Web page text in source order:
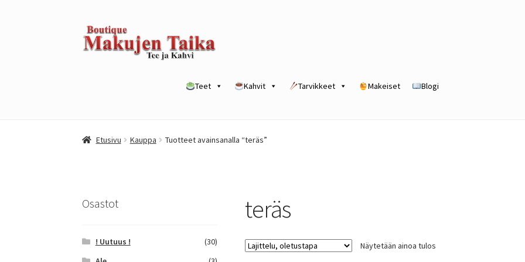
Siirry
navigointiin
Siirry
sisältöön
Teet Kahvit Tarvikkeet Makeiset Blogi
Yrityksille
Etusivu Kauppa Tuotteet avainsanalla “teräs”
teräs
Näytetään ainoa tulos
Osastot
! Uutuus !
(30)